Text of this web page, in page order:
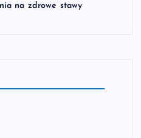
na zdrowe stawy